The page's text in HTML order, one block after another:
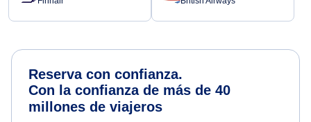
Reserva con confianza.
Con la confianza de más de 40
millones de viajeros